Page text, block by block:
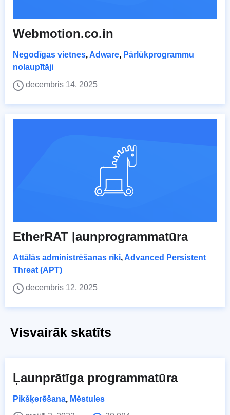
Webmotion.co.in
Negodīgas vietnes, Adware, Pārlūkprogrammu
nolaupītāji
decembris 14, 2025
EtherRAT ļaunprogrammatūra
Attālās administrēšanas rīki, Advanced Persistent
Threat (APT)
decembris 12, 2025
Visvairāk skatīts
Ļaunprātīga programmatūra
Pikšķerēšana, Mēstules